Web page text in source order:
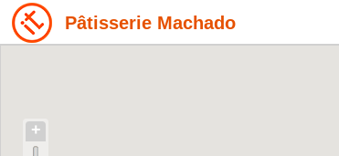
Pâtisserie Machado
+